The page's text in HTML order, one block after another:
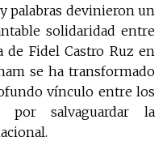
palabras devinieron un
solidaridad entre
de Fidel Castro Ruz en
se ha transformado
vínculo entre los
salvaguardar la